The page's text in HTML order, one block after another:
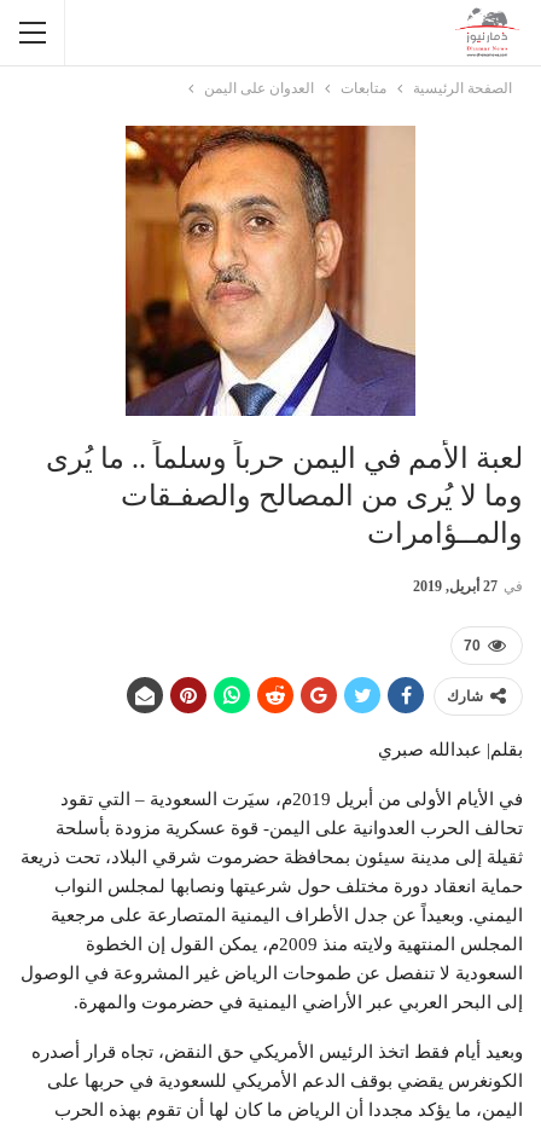
الصفحة الرئيسية متابعات العدوان على اليمن
لعبة الأمم في اليمن حرباً وسلماً .. ما يُرى
وما لا يُرى من المصالح والصفـقات
والمــؤامرات
في 27 أبريل, 2019
70
شارك
بقلم| عبدالله صبري
في الأيام الأولى من أبريل 2019م، سيَرت السعودية – التي تقود
تحالف الحرب العدوانية على اليمن- قوة عسكرية مزودة بأسلحة
ثقيلة إلى مدينة سيئون بمحافظة حضرموت شرقي البلاد، تحت ذريعة
حماية انعقاد دورة مختلف حول شرعيتها ونصابها لمجلس النواب
اليمني. وبعيداً عن جدل الأطراف اليمنية المتصارعة على مرجعية
المجلس المنتهية ولايته منذ 2009م، يمكن القول إن الخطوة
السعودية لا تنفصل عن طموحات الرياض غير المشروعة في الوصول
إلى البحر العربي عبر الأراضي اليمنية في حضرموت والمهرة.
وبعيد أيام فقط اتخذ الرئيس الأمريكي حق النقض، تجاه قرار أصدره
الكونغرس يقضي بوقف الدعم الأمريكي للسعودية في حربها على
اليمن، ما يؤكد مجددا أن الرياض ما كان لها أن تقوم بهذه الحرب